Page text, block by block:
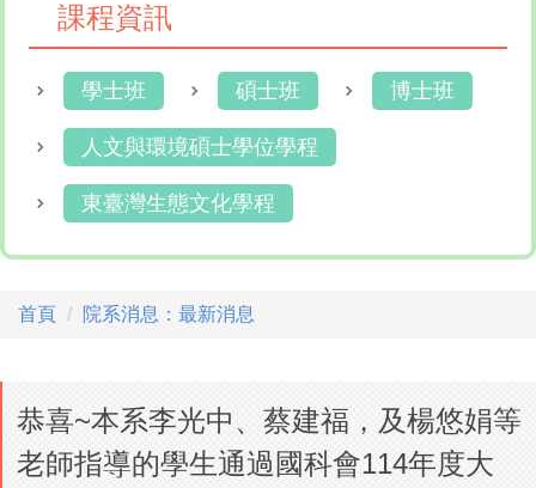
課程資訊
學士班 碩士班 博士班
人文與環境碩士學位學程
東臺灣生態文化學程
首頁 院系消息：最新消息
恭喜~本系李光中、蔡建福，及楊悠娟等
老師指導的學生通過國科會114年度大